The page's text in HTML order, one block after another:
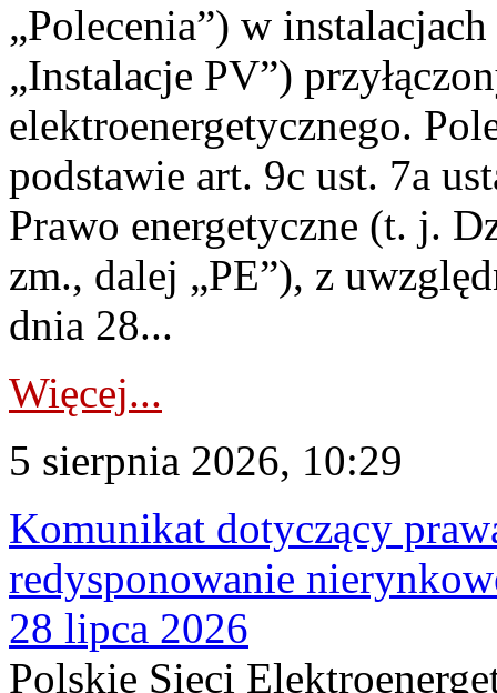
„Polecenia”) w
„Instalacje PV”)
elektroenergetycznego.
podstawie art. 9c ust. 7a
Prawo energetyczne (t. j.
zm., dalej „PE”), z
dnia 28...
Więcej...
5 sierpnia 2026, 10:29
Komunikat dotyczący
redysponowanie
28 lipca 2026
Polskie Sieci